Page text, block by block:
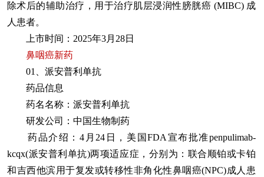
除术后的辅助治疗，用于治疗肌层浸润性膀胱癌 (MIBC) 成
人患者。
上市时间：2025年3月28日
鼻咽癌新药
01、派安普利单抗
药品信息
药名名称：派安普利单抗
研发公司：中国生物制药
药品介绍：4月24日，美国FDA宣布批准penpulimab-
kcqx(派安普利单抗)两项适应症，分别为：联合顺铂或卡铂
和吉西他滨用于复发或转移性非角化性鼻咽癌(NPC)成人患